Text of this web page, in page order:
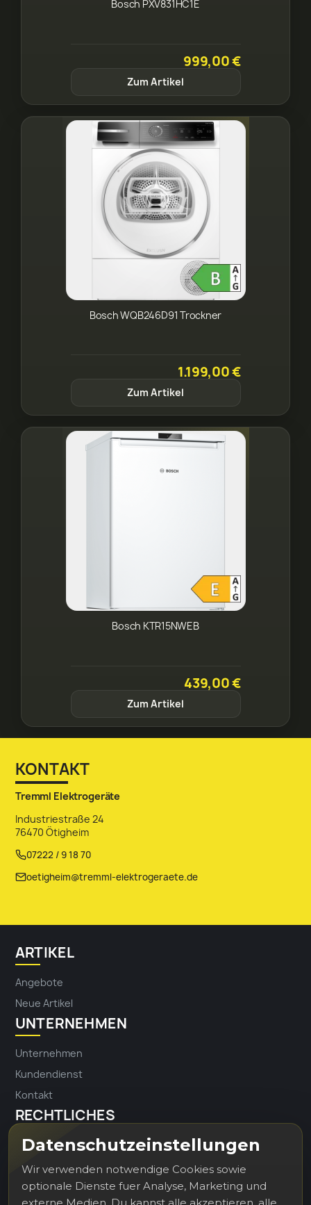
Datenschutzeinstellungen
Wir verwenden notwendige Cookies sowie
optionale Dienste fuer Analyse, Marketing und
Bosch PXV831HC1E
999,00 €
Zum Artikel
Bosch WQB246D91 Trockner
1.199,00 €
Zum Artikel
Bosch KTR15NWEB
439,00 €
Zum Artikel
KONTAKT
Tremml Elektrogeräte
Industriestraße 24
76470 Ötigheim
07222 / 9 18 70
oetigheim@tremml-elektrogeraete.de
ARTIKEL
Angebote
Neue Artikel
UNTERNEHMEN
Unternehmen
Kundendienst
Kontakt
RECHTLICHES
Impressum
Datenschutz